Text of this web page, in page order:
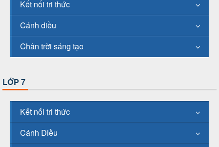
Kết nối tri thức
Cánh diều
Chân trời sáng tạo
LỚP 7
Kết nối tri thức
Cánh Diều